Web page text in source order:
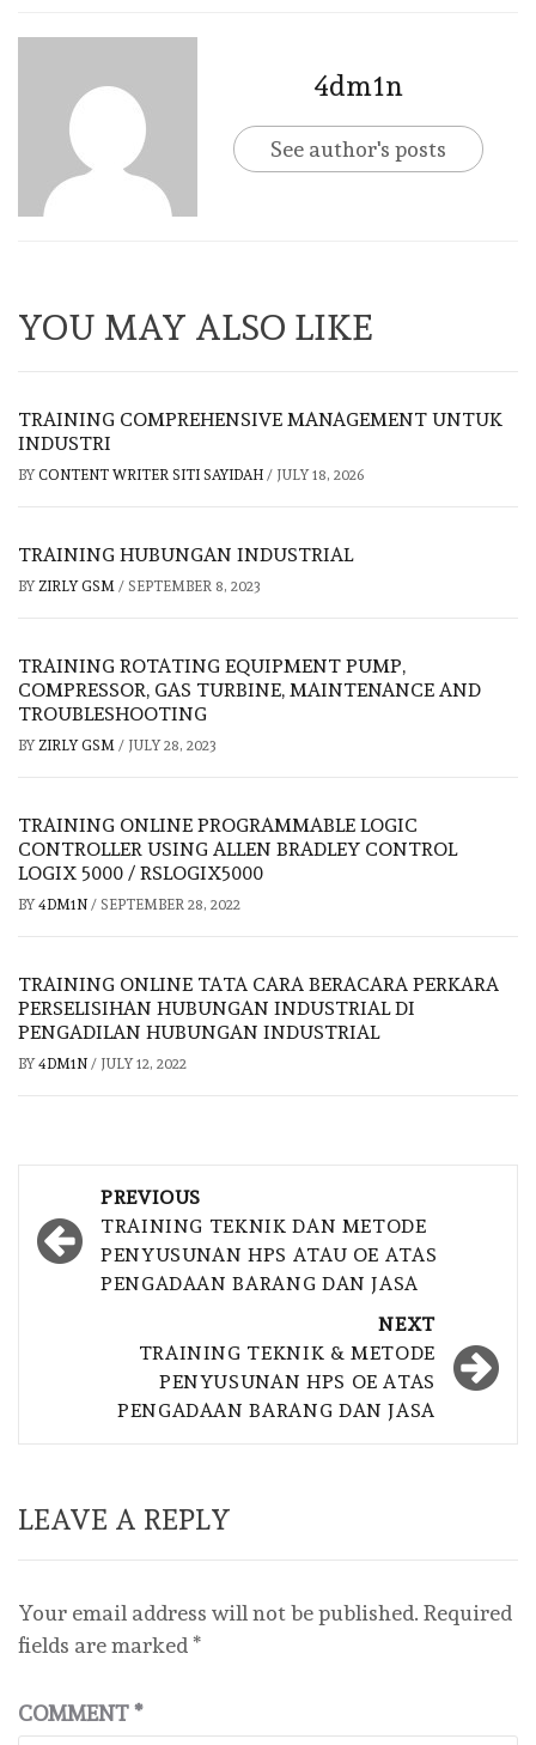
4dm1n
See author's posts
YOU MAY ALSO LIKE
TRAINING COMPREHENSIVE MANAGEMENT UNTUK
INDUSTRI
BY CONTENT WRITER SITI SAYIDAH / JULY 18, 2026
TRAINING HUBUNGAN INDUSTRIAL
BY ZIRLY GSM / SEPTEMBER 8, 2023
TRAINING ROTATING EQUIPMENT PUMP,
COMPRESSOR, GAS TURBINE, MAINTENANCE AND
TROUBLESHOOTING
BY ZIRLY GSM / JULY 28, 2023
TRAINING ONLINE PROGRAMMABLE LOGIC
CONTROLLER USING ALLEN BRADLEY CONTROL
LOGIX 5000 / RSLOGIX5000
BY 4DM1N / SEPTEMBER 28, 2022
TRAINING ONLINE TATA CARA BERACARA PERKARA
PERSELISIHAN HUBUNGAN INDUSTRIAL DI
PENGADILAN HUBUNGAN INDUSTRIAL
BY 4DM1N / JULY 12, 2022
navigation
PREVIOUS
TRAINING TEKNIK DAN METODE
PENYUSUNAN HPS ATAU OE ATAS
PENGADAAN BARANG DAN JASA
NEXT
TRAINING TEKNIK & METODE
PENYUSUNAN HPS OE ATAS
PENGADAAN BARANG DAN JASA
LEAVE A REPLY
Your email address will not be published. Required
fields are marked*
COMMENT*